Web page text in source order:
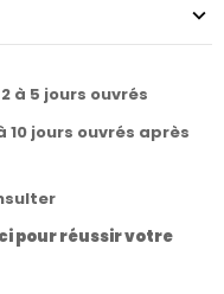
à 5 jours ouvrés
jours ouvrés après
pour réussir votre